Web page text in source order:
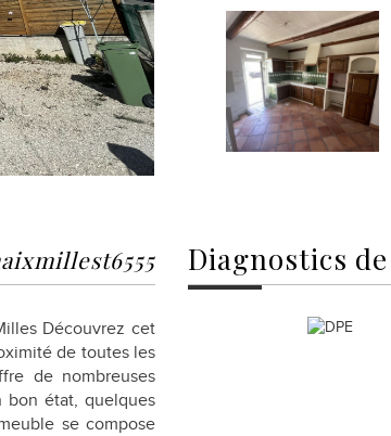
Découvrez cet
de toutes les
de nombreuses
bon état, quelques
se compose
diagnostics de